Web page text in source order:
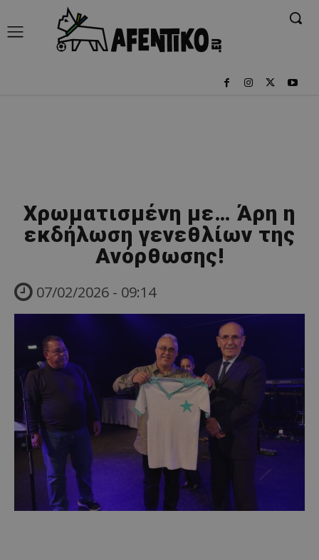
Χρωματισμένη με… Άρη η
εκδήλωση γενεθλίων της
Ανόρθωσης!
07/02/2026 - 09:14